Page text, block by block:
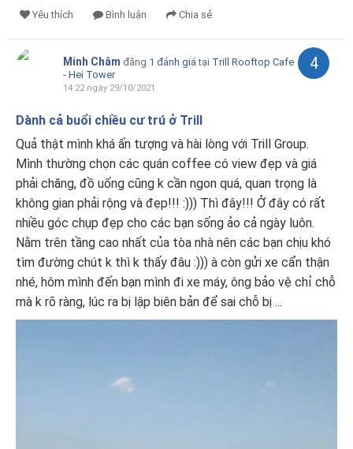
Yêu thích Bình luận Chia sẻ
Minh Châm đăng 1 đánh giá tại Trill Rooftop Cafe
- Hei Tower
14:22 ngày 29/10/2021
4
Dành cả buổi chiều cư trú ở Trill
Quả thật mình khá ấn tượng và hài lòng với Trill Group.
Mình thường chọn các quán coffee có view đẹp và giá
phải chăng, đồ uống cũng k cần ngon quá, quan trọng là
không gian phải rộng và đẹp!!! :))) Thì đây!!! Ở đây có rất
nhiều góc chụp đẹp cho các bạn sống ảo cả ngày luôn.
Nằm trên tầng cao nhất của tòa nhà nên các bạn chịu khó
tìm đường chút k thì k thấy đâu :))) à còn gửi xe cẩn thận
nhé, hôm mình đến bạn mình đi xe máy, ông bảo vệ chỉ chỗ
mà k rõ ràng, lúc ra bị lập biên bản để sai chỗ bị ...